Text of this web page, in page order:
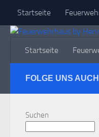
Zum Inhalt springen
Startseite
Startseite
FOLGE UNS
Suchen